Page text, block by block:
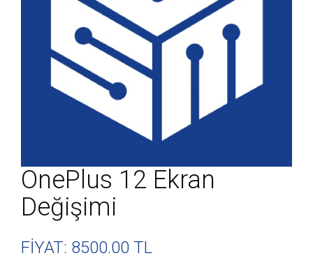
OnePlus 12 Ekran
Değişimi
FİYAT: 8500.00 TL